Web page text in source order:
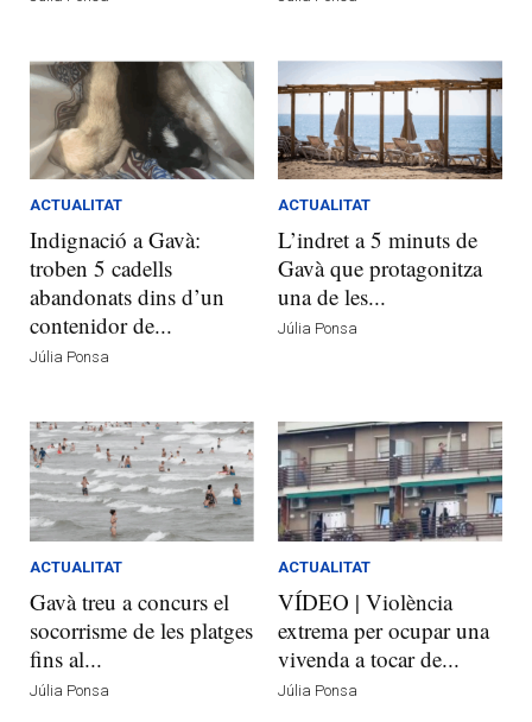
ACTUALITAT
Indignació a Gavà:
troben 5 cadells
abandonats dins d’un
contenidor de...
Júlia Ponsa
ACTUALITAT
L’indret a 5 minuts de
Gavà que protagonitza
una de les...
Júlia Ponsa
ACTUALITAT
Gavà treu a concurs el
socorrisme de les platges
fins al...
Júlia Ponsa
ACTUALITAT
VÍDEO | Violència
extrema per ocupar una
vivenda a tocar de...
Júlia Ponsa